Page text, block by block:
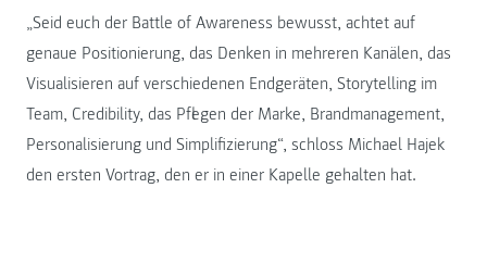
„Seid euch der Battle of Awareness bewusst, achtet auf
genaue Positionierung, das Denken in mehreren Kanälen, das
Visualisieren auf verschiedenen Endgeräten, Storytelling im
Team, Credibility, das Pflegen der Marke, Brandmanagement,
Personalisierung und Simplifizierung“, schloss Michael Hajek
den ersten Vortrag, den er in einer Kapelle gehalten hat.